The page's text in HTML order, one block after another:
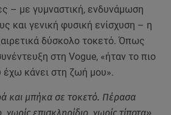
– με γυμναστική, ενδυνάμωση
και γενική φυσική ενίσχυση – η
δύσκολο τοκετό. Όπως
στη Vogue, «ήταν το πιο
κάνει στη ζωή μου».
και μπήκα σε τοκετό. Πέρασα
επισκληρίδιο, χωρίς τίποτα»